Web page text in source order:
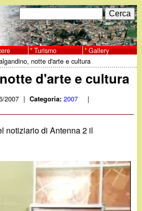
F
o
r
m
d
i
i
C
e
r
c
a
Turismo Gallery
notte d'arte e cultura
d'arte e cultura
2007 | Categoria:2007 |
notiziario di Antenna 2 il